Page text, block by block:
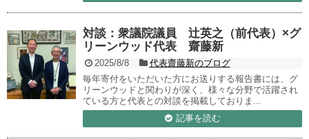
対談：衆議院議員 辻英之（前代表）×グ
リーンウッド代表 齋藤新
2025/8/8
代表齋藤新のブログ
毎年寄付をいただいた方にお送りする報告書には、グ
リーンウッドと関わりが深く、様々な分野で活躍され
ている方と代表との対談を掲載しておりま...
記事を読む